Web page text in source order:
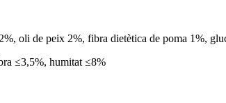
oli de peix 2%, fibra dietètica de poma 1%,
≤3,5%, humitat ≤8%